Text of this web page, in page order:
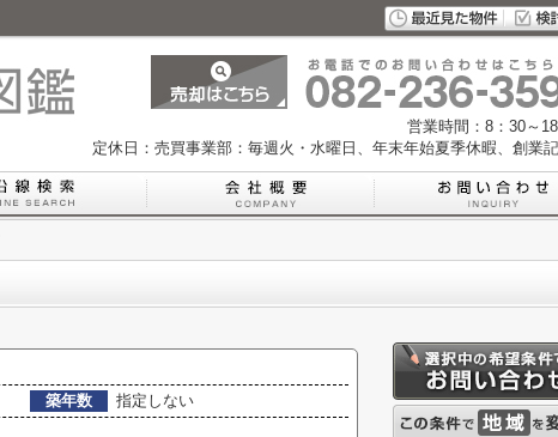
営業時間：8：30～
定休日：売買事業部：毎週火・水曜日、年末年始夏季休暇、創業
築年数
指定しない